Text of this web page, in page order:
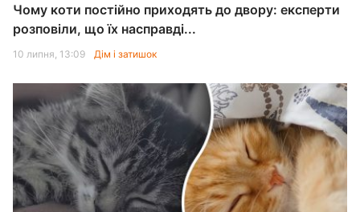
Чому коти постійно приходять до двору: експерти
розповіли, що їх насправді...
10 липня, 13:09 Дім і затишок